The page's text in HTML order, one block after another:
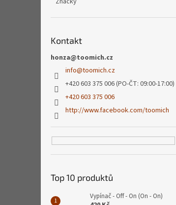
Kontakt
honza@toomich.cz
info@toomich.cz
+420 603 375 006 (PO-ČT: 09:00-17:00)
+420 603 375 006
http://www.facebook.com/toomich
Top 10 produktů
Vypínač - Off - On (On - On)